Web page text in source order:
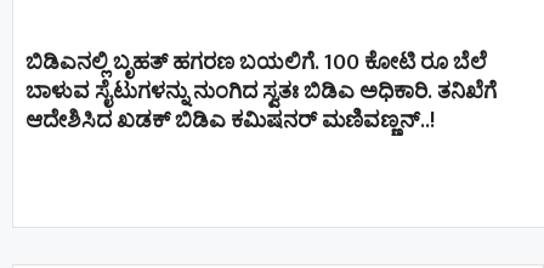
ಬಿಡಿಎನಲ್ಲಿ ಬೃಹತ್ ಹಗರಣ ಬಯಲಿಗೆ. 100 ಕೋಟಿ ರೂ ಬೆಲೆ
ಬಾಳುವ ಸೈಟುಗಳನ್ನು ನುಂಗಿದ ಸ್ವತಃ ಬಿಡಿಎ ಅಧಿಕಾರಿ. ತನಿಖೆಗೆ
ಆದೇಶಿಸಿದ ಖಡಕ್ ಬಿಡಿಎ ಕಮಿಷನರ್ ಮಣಿವಣ್ಣನ್​​..!